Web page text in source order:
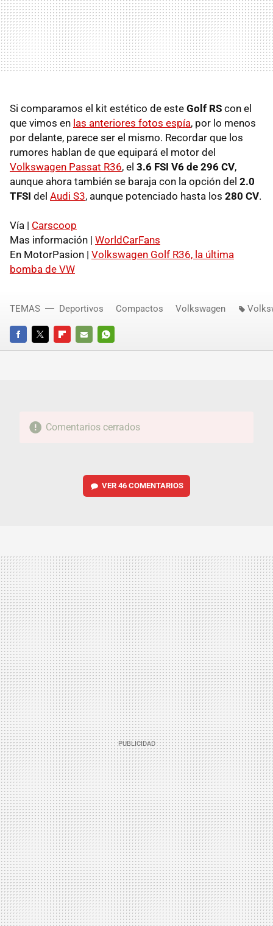
Si comparamos el kit estético de este Golf RS con el
que vimos en las anteriores fotos espía, por lo menos
por delante, parece ser el mismo. Recordar que los
rumores hablan de que equipará el motor del
Volkswagen Passat R36, el 3.6 FSI V6 de 296 CV,
aunque ahora también se baraja con la opción del 2.0
TFSI del Audi S3, aunque potenciado hasta los 280 CV.
Vía | Carscoop
Mas información | WorldCarFans
En MotorPasion | Volkswagen Golf R36, la última
bomba de VW
FACEBOOKTWITTERFLIPBOARD
E-
WHATSAPP
TEMAS Deportivos Compactos Volkswagen
Comentarios cerrados
VER 46 COMENTARIOS